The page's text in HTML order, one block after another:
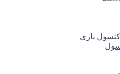
کنسول بازی